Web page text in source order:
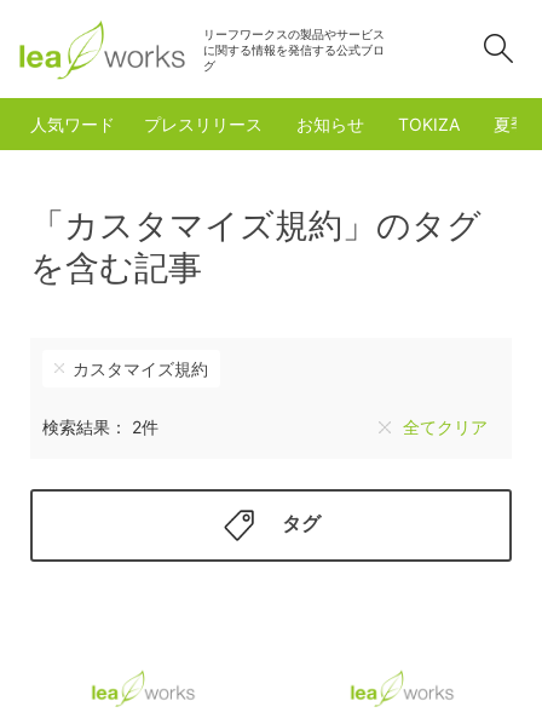
リーフワークスの製品やサービス
に関する情報を発信する公式ブロ
グ
人気ワード プレスリリース お知らせ TOKIZA 夏季
「カスタマイズ規約」のタグ
を含む記事
カスタマイズ規約
検索結果： 2件 全てクリア
タグ